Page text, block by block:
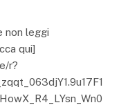
non leggi
qui]
r?